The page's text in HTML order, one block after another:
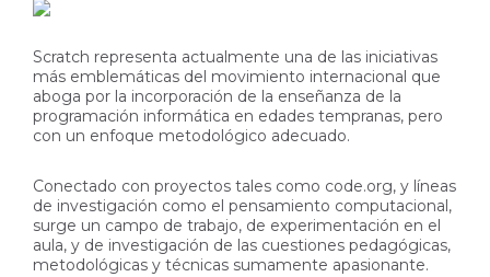
Scratch representa actualmente una de las iniciativas
más emblemáticas del movimiento internacional que
aboga por la incorporación de la enseñanza de la
programación informática en edades tempranas, pero
con un enfoque metodológico adecuado.
Conectado con proyectos tales como code.org, y líneas
de investigación como el pensamiento computacional,
surge un campo de trabajo, de experimentación en el
aula, y de investigación de las cuestiones pedagógicas,
metodológicas y técnicas sumamente apasionante.